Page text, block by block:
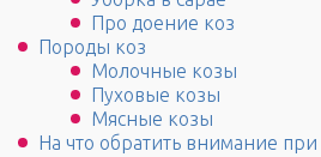
Про доение коз
Породы коз
Молочные козы
Пуховые козы
Мясные козы
На что обратить внимание